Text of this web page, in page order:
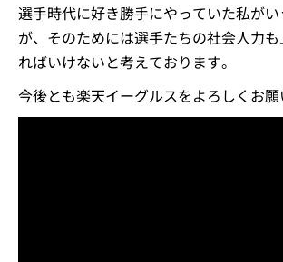
選手時代に好き勝手にやっていた私が
が、そのためには選手たちの社会人力
ればいけないと考えております。
今後とも楽天イーグルスをよろしくお願